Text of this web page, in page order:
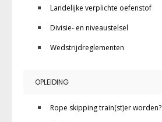
Landelijke verplichte oefenstof
Divisie- en niveaustelsel
Wedstrijdreglementen
OPLEIDING
Rope skipping train(st)er worden?